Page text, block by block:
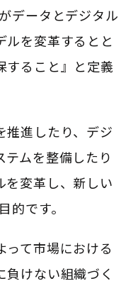
データとデジタル
ルを変革するとと
すること』と定義
推進したり、デジ
テムを整備したり
を変革し、新しい
的です。
って市場における
けない組織づく